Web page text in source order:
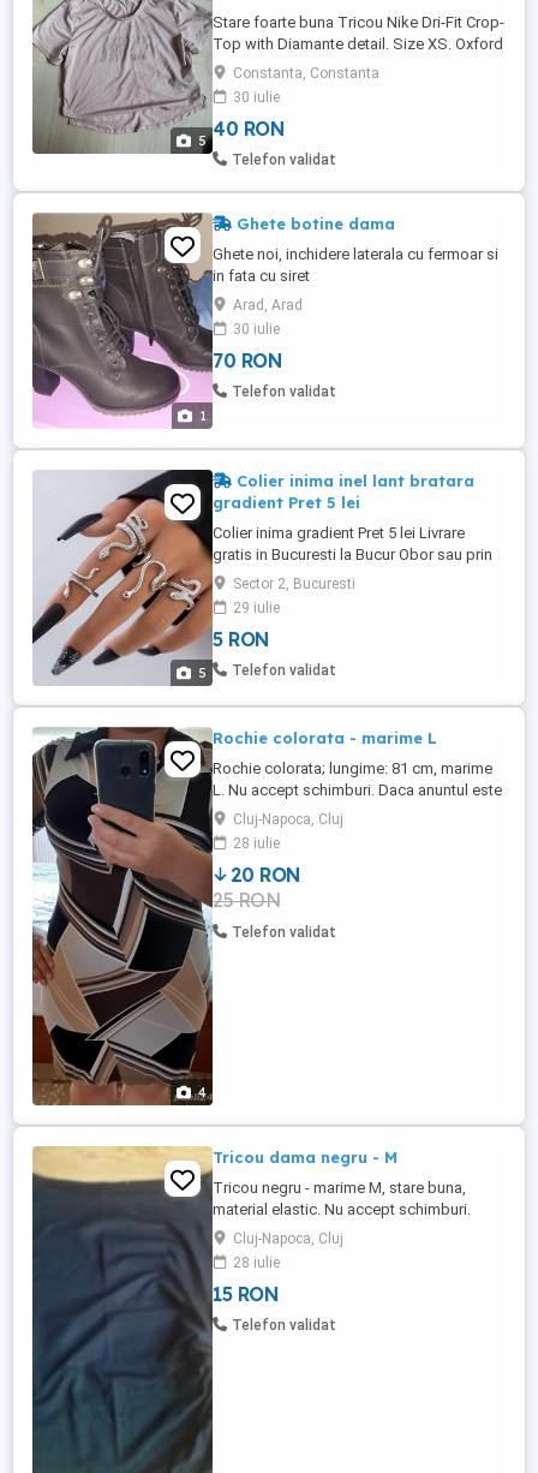
5
Stare foarte buna Tricou Nike Dri-Fit Crop-
Top with Diamante detail. Size XS. Oxford
PinkConstanta, Constanta
30 iulie
40 RON
Telefon validat
1
Ghete botine dama
Ghete noi, inchidere laterala cu fermoar si
in fata cu siret
Arad, Arad
30 iulie
70 RON
Telefon validat
5
Colier inima inel lant bratara
gradient Pret 5 lei
Colier inima gradient Pret 5 lei Livrare
gratis in Bucuresti la Bucur Obor sau prin
curier. Telefon . Peste 5 produse din
anunturi 10% reducere.
Sector 2, Bucuresti
29 iulie
5 RON
Telefon validat
4
Rochie colorata - marime L
Rochie colorata; lungime: 81 cm, marime
L. Nu accept schimburi. Daca anuntul este
vizibil, este valabil. Cost livrare: 17 lei
(posta romana) - necesita plata integral, in
avans Cost curier: incepand cu 36 lei -
necesita plata integral, in avans
Cluj-Napoca, Cluj
28 iulie
20 RON
25 RON
Telefon validat
Tricou dama negru - M
Tricou negru - marime M, stare buna,
material elastic. Nu accept schimburi.
Daca anuntul este vizibil, este valabil. Cost
livrare: 17 lei (posta romana) - necesita
plata integral, in avans Cost curier:
incepand cu 36 lei - necesita plata integral,
in avans
Cluj-Napoca, Cluj
28 iulie
15 RON
Telefon validat